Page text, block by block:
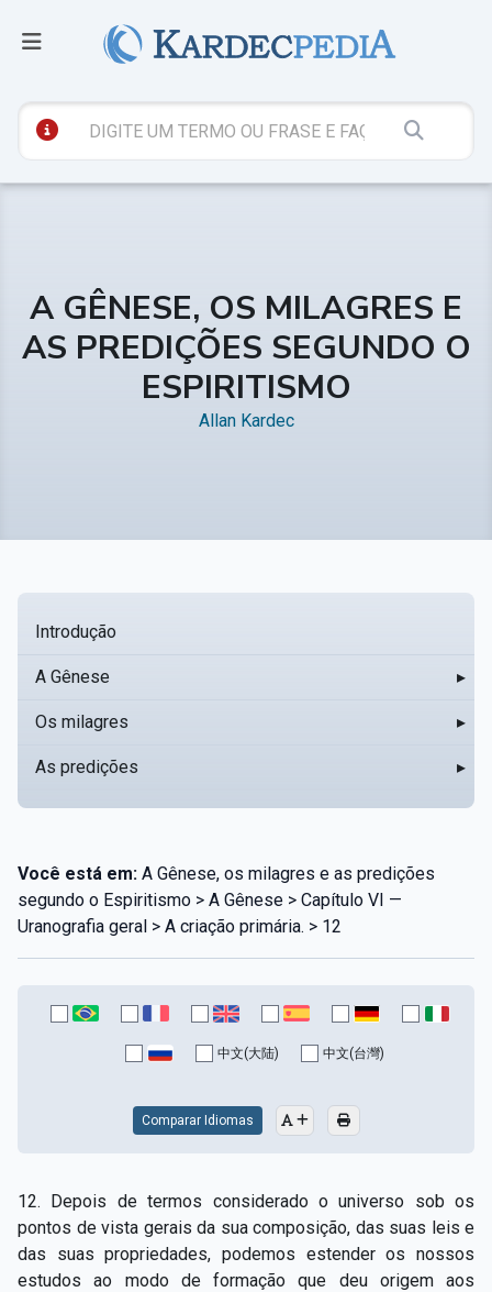
A GÊNESE, OS MILAGRES E
AS PREDIÇÕES SEGUNDO O
ESPIRITISMO
Allan Kardec
Introdução
A Gênese ▸
Os milagres ▸
As predições ▸
Você está em: A Gênese, os milagres e as predições
segundo o Espiritismo > A Gênese > Capítulo VI —
Uranografia geral > A criação primária. > 12
中文(大陆) 中文(台灣)
Comparar Idiomas
12. Depois de termos considerado o universo sob os
pontos de vista gerais da sua composição, das suas leis e
das suas propriedades, podemos estender os nossos
estudos ao modo de formação que deu origem aos